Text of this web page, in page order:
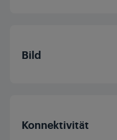
Display Panel
Bild
Konnektivität